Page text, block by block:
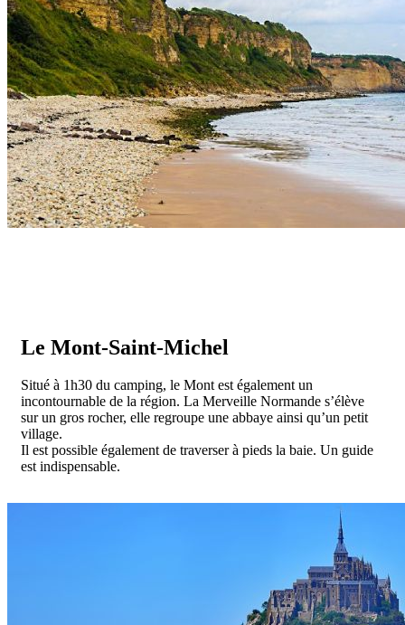
Le Mont-Saint-Michel
Situé à 1h30 du camping, le Mont est également un
incontournable de la région. La Merveille Normande s’élève
sur un gros rocher, elle regroupe une abbaye ainsi qu’un petit
village.
Il est possible également de traverser à pieds la baie. Un guide
est indispensable.